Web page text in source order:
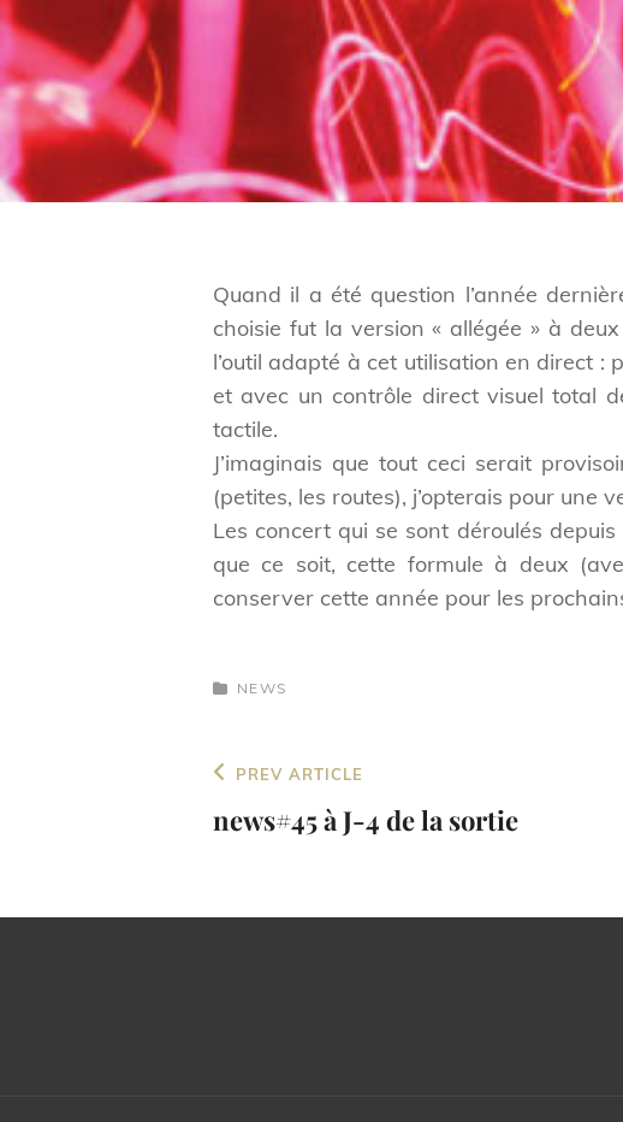
Quand il a été question l’année
choisie fut la version « allégée » à
l’outil adapté à cet utilisation en direct :
et avec un contrôle direct visuel total
tactile.
J’imaginais que tout ceci serait
(petites, les routes), j’opterais pour une
Les concert qui se sont déroulés depuis
que ce soit, cette formule à deux
conserver cette année pour les
CATEGORIES
NEWS
Navigation
de
Previous
Post
PREV ARTICLE
news#45 à J-4 de la sortie